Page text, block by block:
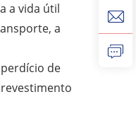
a vida útil
a
de